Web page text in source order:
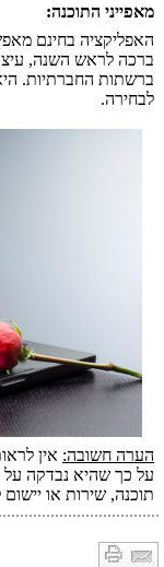
מאפייני התוכנה:
האפליקציה בחינם
ברכה לראש השנה,
ברשתות החברתיות.
לבחירה.
הערה חשובה: אין
על כך שהיא נבדקה על
תוכנה, שירות או